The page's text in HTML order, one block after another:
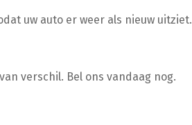
uw auto er weer als nieuw uitziet.
verschil. Bel ons vandaag nog.